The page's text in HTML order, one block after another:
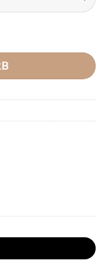
Weißgold - inkl.